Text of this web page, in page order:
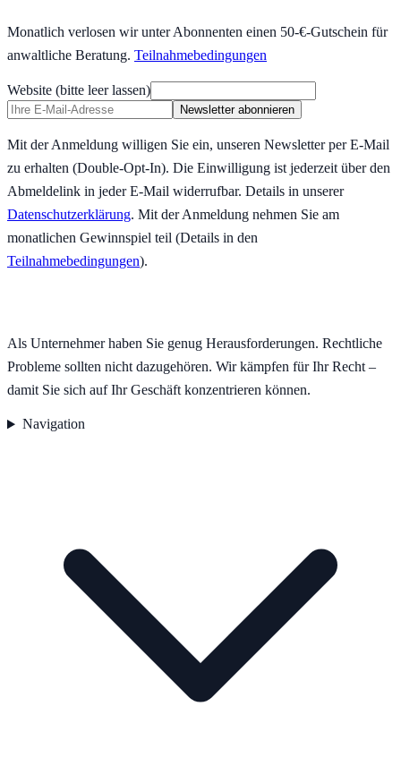
Monatlich verlosen wir unter Abonnenten einen 50-€-Gutschein für
anwaltliche Beratung. Teilnahmebedingungen
Website (bitte leer lassen)
Newsletter abonnieren
Mit der Anmeldung willigen Sie ein, unseren Newsletter per E-Mail
zu erhalten (Double-Opt-In). Die Einwilligung ist jederzeit über den
Abmeldelink in jeder E-Mail widerrufbar. Details in unserer
Datenschutzerklärung. Mit der Anmeldung nehmen Sie am
monatlichen Gewinnspiel teil (Details in den
Teilnahmebedingungen).
Als Unternehmer haben Sie genug Herausforderungen. Rechtliche
Probleme sollten nicht dazugehören. Wir kämpfen für Ihr Recht –
damit Sie sich auf Ihr Geschäft konzentrieren können.
Navigation